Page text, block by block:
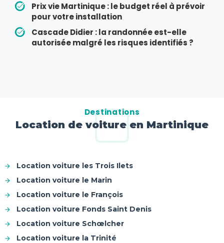
Prix vie Martinique : le budget réel à prévoir
pour votre installation
Cascade Didier : la randonnée est-elle
autorisée malgré les risques identifiés ?
Destinations
Location de voiture en Martinique
Location voiture les Trois Ilets
Location voiture le Marin
Location voiture le François
Location voiture Fonds Saint Denis
Location voiture Schœlcher
Location voiture la Trinité